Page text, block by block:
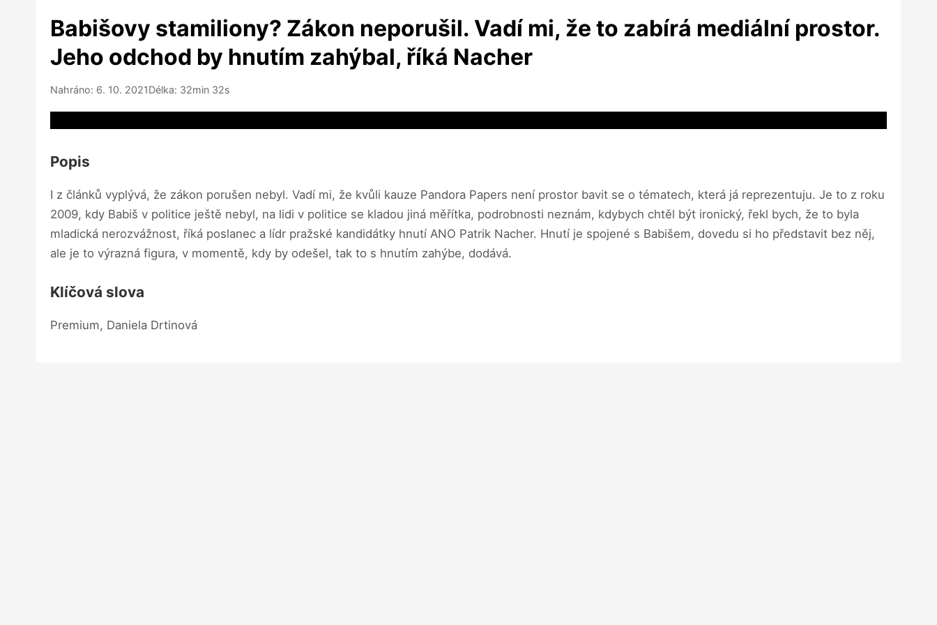
Babišovy stamiliony? Zákon neporušil. Vadí mi, že to zabírá mediální prostor.
Jeho odchod by hnutím zahýbal, říká Nacher
Nahráno: 6. 10. 2021Délka: 32min 32s
Popis
I z článků vyplývá, že zákon porušen nebyl. Vadí mi, že kvůli kauze Pandora Papers není prostor bavit se o tématech, která já reprezentuju. Je to z roku
2009, kdy Babiš v politice ještě nebyl, na lidi v politice se kladou jiná měřítka, podrobnosti neznám, kdybych chtěl být ironický, řekl bych, že to byla
mladická nerozvážnost, říká poslanec a lídr pražské kandidátky hnutí ANO Patrik Nacher. Hnutí je spojené s Babišem, dovedu si ho představit bez něj,
ale je to výrazná figura, v momentě, kdy by odešel, tak to s hnutím zahýbe, dodává.
Klíčová slova
Premium, Daniela Drtinová